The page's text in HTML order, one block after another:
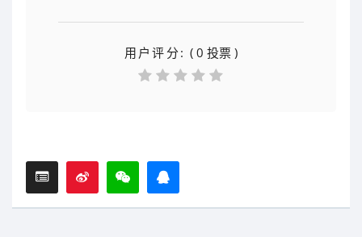
用户评分:( 0 投票 )